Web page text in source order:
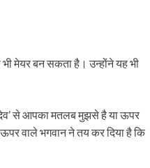
भी मेयर बन सकता है। उन्होंने यह भी
से आपका मतलब मुझसे है या ऊपर
वाले भगवान ने तय कर दिया है कि